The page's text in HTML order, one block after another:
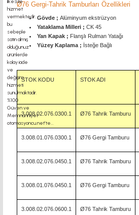
Ø76 Gergi-Tahrik Tamburları Özellikleri
Gövde ;Alüminyum ekstrüzyon
Yataklama Milleri ;CK 45
Yan Kapak ; Flanşlı Rulman Yatağı
Yüzey Kaplama ; İsteğe Bağlı
STOK KODU STOK ADI
3.008.02.076.0300.1 Ø76 Tahrik Tamburu
3.008.01.076.0300.1 Ø76 Gergi Tamburu
3.008.02.076.0450.1 Ø76 Tahrik Tamburu
3.008.01.076.0450.1 Ø76 Gergi Tamburu
3.008.02.076.0600.1 Ø76 Tahrik Tamburu